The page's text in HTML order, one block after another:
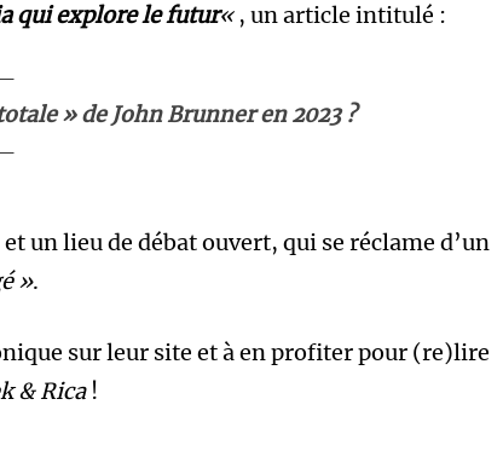
qui explore le futur« , un article intitulé :
» de John Brunner en 2023 ?
un lieu de débat ouvert, qui se réclame d’un
».
sur leur site et à en profiter pour (re)lire
& Rica!